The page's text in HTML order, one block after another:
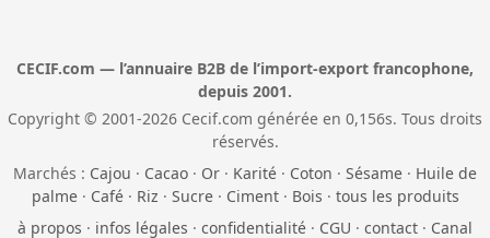
CECIF.com — l’annuaire B2B de l’import-export francophone,
depuis 2001.
Copyright © 2001-2026 Cecif.com générée en 0,156s. Tous droits
réservés.
Marchés : Cajou · Cacao · Or · Karité · Coton · Sésame · Huile de
palme· Café· Riz · Sucre· Ciment· Bois · tous les produits
à propos · infos légales · confidentialité · CGU · contact · Canal